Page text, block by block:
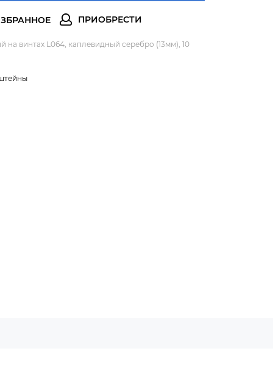
винтах L064, каплевидный серебро (13мм), 10